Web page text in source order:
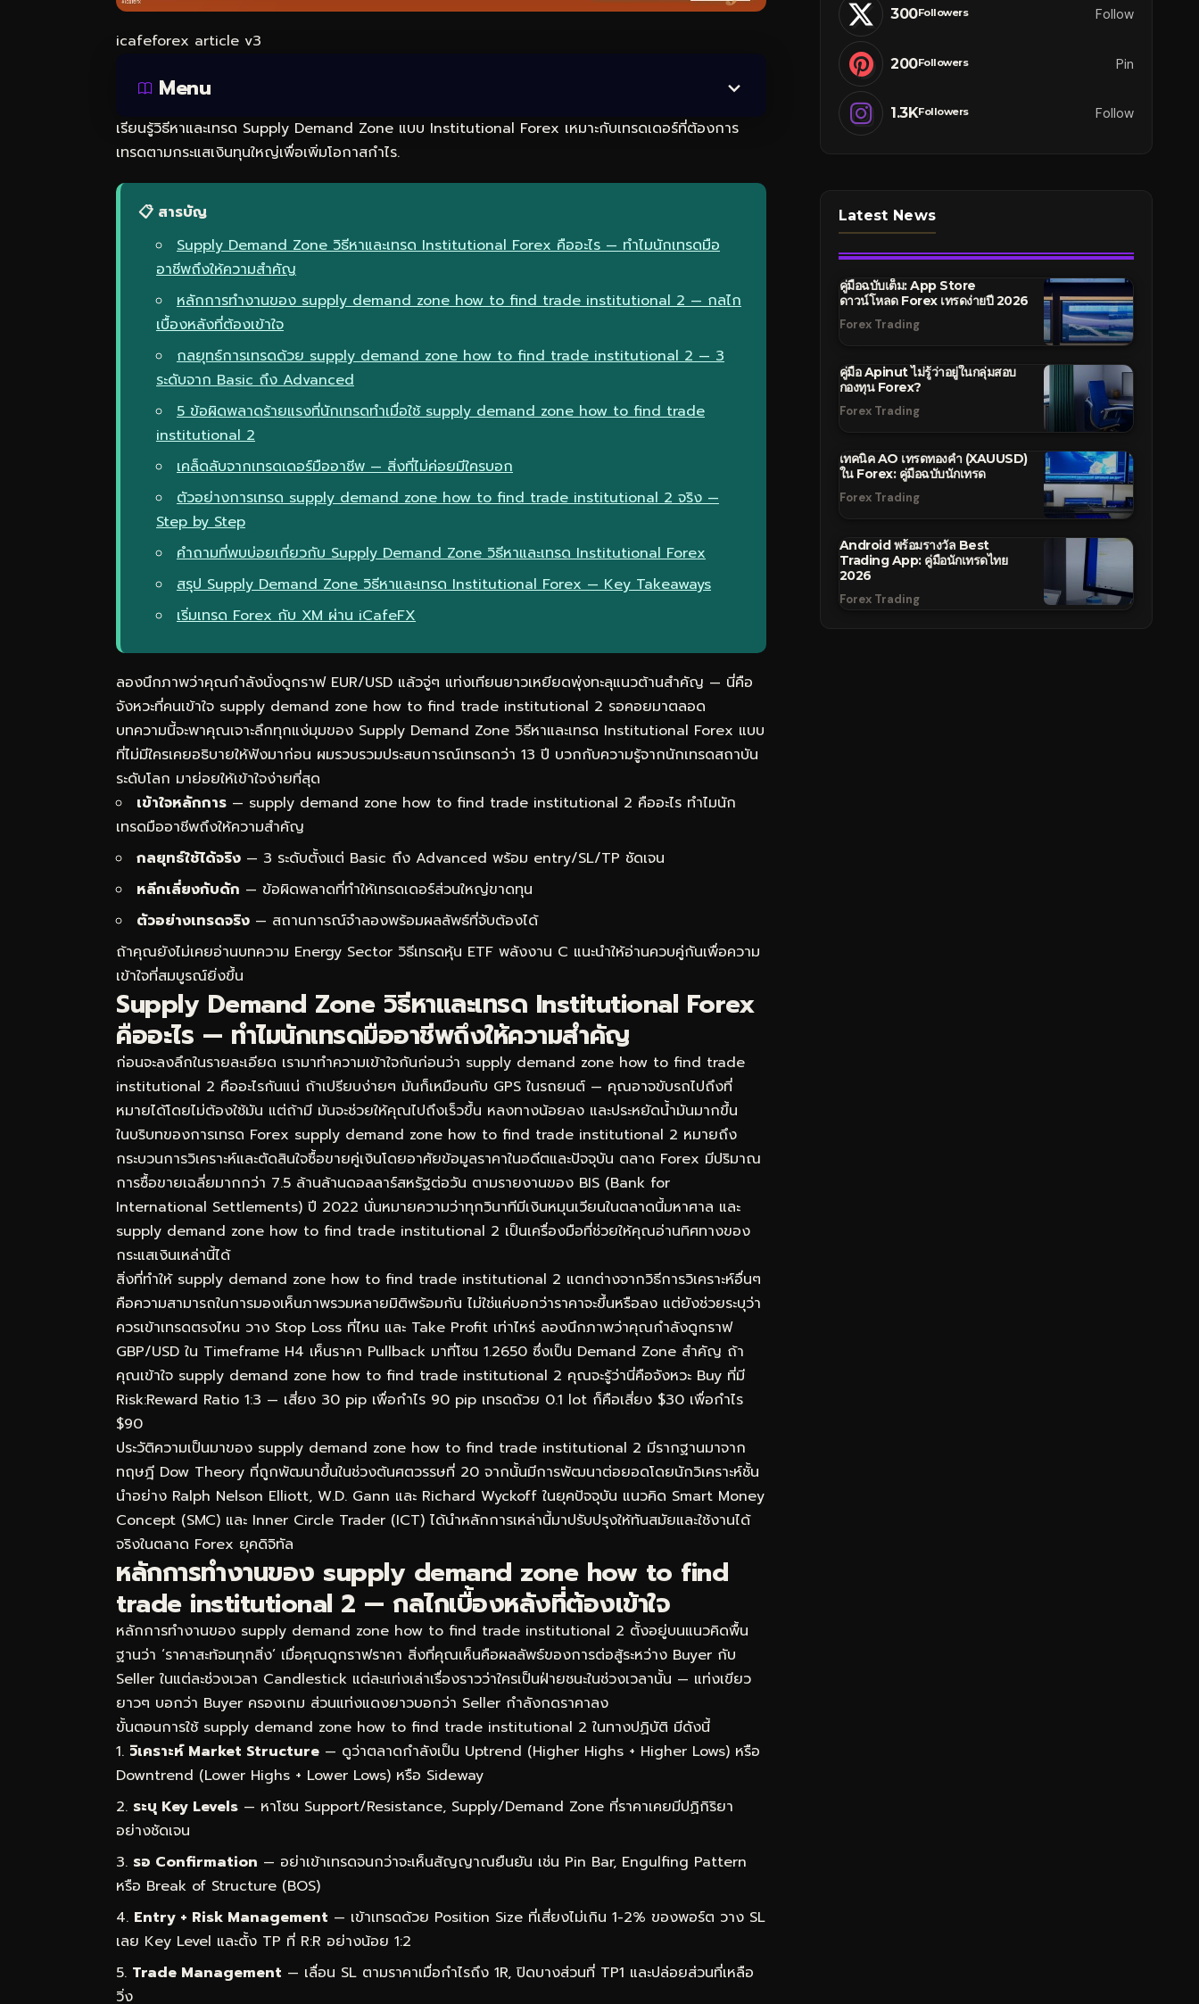
icafeforex article v3
Menu
เรียนรู้วิธีหาและเทรด Supply Demand Zone แบบ Institutional Forex เหมาะกับเทรดเดอร์ที่ต้องการ
เทรดตามกระแสเงินทุนใหญ่เพื่อเพิ่มโอกาสกำไร.
📋 สารบัญ
Supply Demand Zone วิธีหาและเทรด Institutional Forex คืออะไร — ทำไมนักเทรดมือ
อาชีพถึงให้ความสำคัญ
หลักการทำงานของ supply demand zone how to find trade institutional 2 — กลไก
เบื้องหลังที่ต้องเข้าใจ
กลยุทธ์การเทรดด้วย supply demand zone how to find trade institutional 2 — 3
ระดับจาก Basic ถึง Advanced
5 ข้อผิดพลาดร้ายแรงที่นักเทรดทำเมื่อใช้ supply demand zone how to find trade
institutional 2
เคล็ดลับจากเทรดเดอร์มืออาชีพ — สิ่งที่ไม่ค่อยมีใครบอก
ตัวอย่างการเทรด supply demand zone how to find trade institutional 2 จริง —
Step by Step
คำถามที่พบบ่อยเกี่ยวกับ Supply Demand Zone วิธีหาและเทรด Institutional Forex
สรุป Supply Demand Zone วิธีหาและเทรด Institutional Forex — Key Takeaways
เริ่มเทรด Forex กับ XM ผ่าน iCafeFX
ลองนึกภาพว่าคุณกำลังนั่งดูกราฟ EUR/USD แล้วจู่ๆ แท่งเทียนยาวเหยียดพุ่งทะลุแนวต้านสำคัญ — นี่คือ
จังหวะที่คนเข้าใจ supply demand zone how to find trade institutional 2 รอคอยมาตลอด
บทความนี้จะพาคุณเจาะลึกทุกแง่มุมของ Supply Demand Zone วิธีหาและเทรด Institutional Forex แบบ
ที่ไม่มีใครเคยอธิบายให้ฟังมาก่อน ผมรวบรวมประสบการณ์เทรดกว่า 13 ปี บวกกับความรู้จากนักเทรดสถาบัน
ระดับโลก มาย่อยให้เข้าใจง่ายที่สุด
เข้าใจหลักการ — supply demand zone how to find trade institutional 2 คืออะไร ทำไมนัก
เทรดมืออาชีพถึงให้ความสำคัญ
กลยุทธ์ใช้ได้จริง — 3 ระดับตั้งแต่ Basic ถึง Advanced พร้อม entry/SL/TP ชัดเจน
หลีกเลี่ยงกับดัก — ข้อผิดพลาดที่ทำให้เทรดเดอร์ส่วนใหญ่ขาดทุน
ตัวอย่างเทรดจริง — สถานการณ์จำลองพร้อมผลลัพธ์ที่จับต้องได้
ถ้าคุณยังไม่เคยอ่านบทความ Energy Sector วิธีเทรดหุ้น ETF พลังงาน C แนะนำให้อ่านควบคู่กันเพื่อความ
เข้าใจที่สมบูรณ์ยิ่งขึ้น
Supply Demand Zone วิธีหาและเทรด Institutional Forex
คืออะไร — ทำไมนักเทรดมืออาชีพถึงให้ความสำคัญ
ก่อนจะลงลึกในรายละเอียด เรามาทำความเข้าใจกันก่อนว่า supply demand zone how to find trade
institutional 2 คืออะไรกันแน่ ถ้าเปรียบง่ายๆ มันก็เหมือนกับ GPS ในรถยนต์ — คุณอาจขับรถไปถึงที่
หมายได้โดยไม่ต้องใช้มัน แต่ถ้ามี มันจะช่วยให้คุณไปถึงเร็วขึ้น หลงทางน้อยลง และประหยัดน้ำมันมากขึ้น
ในบริบทของการเทรด Forex supply demand zone how to find trade institutional 2 หมายถึง
กระบวนการวิเคราะห์และตัดสินใจซื้อขายคู่เงินโดยอาศัยข้อมูลราคาในอดีตและปัจจุบัน ตลาด Forex มีปริมาณ
การซื้อขายเฉลี่ยมากกว่า 7.5 ล้านล้านดอลลาร์สหรัฐต่อวัน ตามรายงานของ BIS (Bank for
International Settlements) ปี 2022 นั่นหมายความว่าทุกวินาทีมีเงินหมุนเวียนในตลาดนี้มหาศาล และ
supply demand zone how to find trade institutional 2 เป็นเครื่องมือที่ช่วยให้คุณอ่านทิศทางของ
กระแสเงินเหล่านี้ได้
สิ่งที่ทำให้ supply demand zone how to find trade institutional 2 แตกต่างจากวิธีการวิเคราะห์อื่นๆ
คือความสามารถในการมองเห็นภาพรวมหลายมิติพร้อมกัน ไม่ใช่แค่บอกว่าราคาจะขึ้นหรือลง แต่ยังช่วยระบุว่า
ควรเข้าเทรดตรงไหน วาง Stop Loss ที่ไหน และ Take Profit เท่าไหร่ ลองนึกภาพว่าคุณกำลังดูกราฟ
GBP/USD ใน Timeframe H4 เห็นราคา Pullback มาที่โซน 1.2650 ซึ่งเป็น Demand Zone สำคัญ ถ้า
คุณเข้าใจ supply demand zone how to find trade institutional 2 คุณจะรู้ว่านี่คือจังหวะ Buy ที่มี
Risk:Reward Ratio 1:3 — เสี่ยง 30 pip เพื่อกำไร 90 pip เทรดด้วย 0.1 lot ก็คือเสี่ยง $30 เพื่อกำไร
$90
ประวัติความเป็นมาของ supply demand zone how to find trade institutional 2 มีรากฐานมาจาก
ทฤษฎี Dow Theory ที่ถูกพัฒนาขึ้นในช่วงต้นศตวรรษที่ 20 จากนั้นมีการพัฒนาต่อยอดโดยนักวิเคราะห์ชั้น
นำอย่าง Ralph Nelson Elliott, W.D. Gann และ Richard Wyckoff ในยุคปัจจุบัน แนวคิด Smart Money
Concept (SMC) และ Inner Circle Trader (ICT) ได้นำหลักการเหล่านี้มาปรับปรุงให้ทันสมัยและใช้งานได้
จริงในตลาด Forex ยุคดิจิทัล
หลักการทำงานของ supply demand zone how to find
trade institutional 2 — กลไกเบื้องหลังที่ต้องเข้าใจ
หลักการทำงานของ supply demand zone how to find trade institutional 2 ตั้งอยู่บนแนวคิดพื้น
ฐานว่า ‘ราคาสะท้อนทุกสิ่ง’ เมื่อคุณดูกราฟราคา สิ่งที่คุณเห็นคือผลลัพธ์ของการต่อสู้ระหว่าง Buyer กับ
Seller ในแต่ละช่วงเวลา Candlestick แต่ละแท่งเล่าเรื่องราวว่าใครเป็นฝ่ายชนะในช่วงเวลานั้น — แท่งเขียว
ยาวๆ บอกว่า Buyer ครองเกม ส่วนแท่งแดงยาวบอกว่า Seller กำลังกดราคาลง
ขั้นตอนการใช้ supply demand zone how to find trade institutional 2 ในทางปฏิบัติ มีดังนี้
วิเคราะห์ Market Structure — ดูว่าตลาดกำลังเป็น Uptrend (Higher Highs + Higher Lows) หรือ
Downtrend (Lower Highs + Lower Lows) หรือ Sideway
ระบุ Key Levels — หาโซน Support/Resistance, Supply/Demand Zone ที่ราคาเคยมีปฏิกิริยา
อย่างชัดเจน
รอ Confirmation — อย่าเข้าเทรดจนกว่าจะเห็นสัญญาณยืนยัน เช่น Pin Bar, Engulfing Pattern
หรือ Break of Structure (BOS)
Entry + Risk Management — เข้าเทรดด้วย Position Size ที่เสี่ยงไม่เกิน 1-2% ของพอร์ต วาง SL
เลย Key Level และตั้ง TP ที่ R:R อย่างน้อย 1:2
Trade Management — เลื่อน SL ตามราคาเมื่อกำไรถึง 1R, ปิดบางส่วนที่ TP1 และปล่อยส่วนที่เหลือ
วิ่ง
300Followers Follow
200Followers Pin
1.3KFollowers Follow
Latest News
คู่มือฉบับเต็ม: App Store
ดาวน์โหลด Forex เทรดง่ายปี 2026
Forex Trading
คู่มือ Apinut ไม่รู้ว่าอยู่ในกลุ่มสอบ
กองทุน Forex?
Forex Trading
เทคนิค AO เทรดทองคำ (XAUUSD)
ใน Forex: คู่มือฉบับนักเทรด
Forex Trading
Android พร้อมรางวัล Best
Trading App: คู่มือนักเทรดไทย
2026
Forex Trading